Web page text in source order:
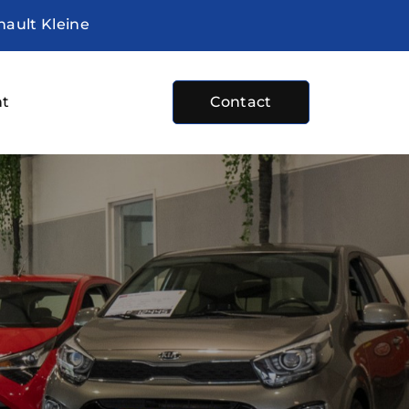
Kleine
Contact